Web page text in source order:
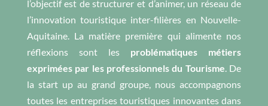
l’objectif est de structurer et d’animer, un réseau de
l’innovation touristique inter-filières en Nouvelle-
Aquitaine. La matière première qui alimente nos
réflexions sont les problématiques métiers
exprimées par les professionnels du Tourisme De
la start up au grand groupe, nous accompagnons
toutes les entreprises touristiques innovantes dans